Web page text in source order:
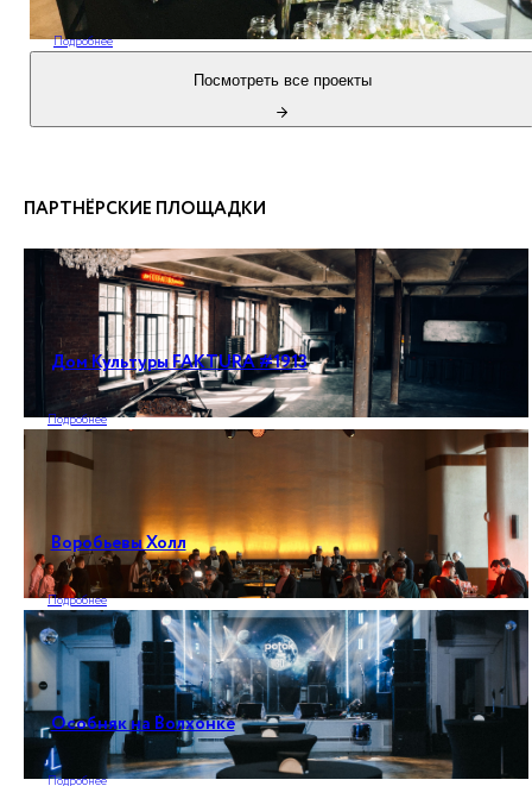
Подробнее
Посмотреть все проекты
ПАРТНЁРСКИЕ ПЛОЩАДКИ
Дом Культуры FAKTURA #1913
Подробнее
Воробьевы Холл
Подробнее
Особняк на Волхонке
Подробнее